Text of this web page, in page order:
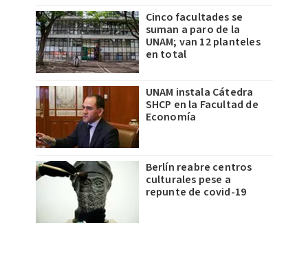
Cinco facultades se
suman a paro de la
UNAM; van 12 planteles
en total
UNAM instala Cátedra
SHCP en la Facultad de
Economía
Berlín reabre centros
culturales pese a
repunte de covid-19